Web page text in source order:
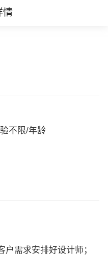
情
不限/年龄
需求安排好设计师；